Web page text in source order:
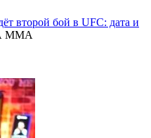
второй бой в UFC: дата и
MMA